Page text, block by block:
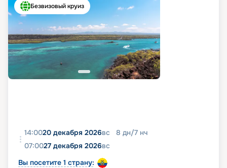
Безвизовый круиз
14:0020 декабря 2026вс 8 дн/7 нч
07:0027 декабря 2026вс
Вы посетите 1 страну: